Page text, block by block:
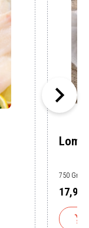
750 Gr
Precio
17,99

